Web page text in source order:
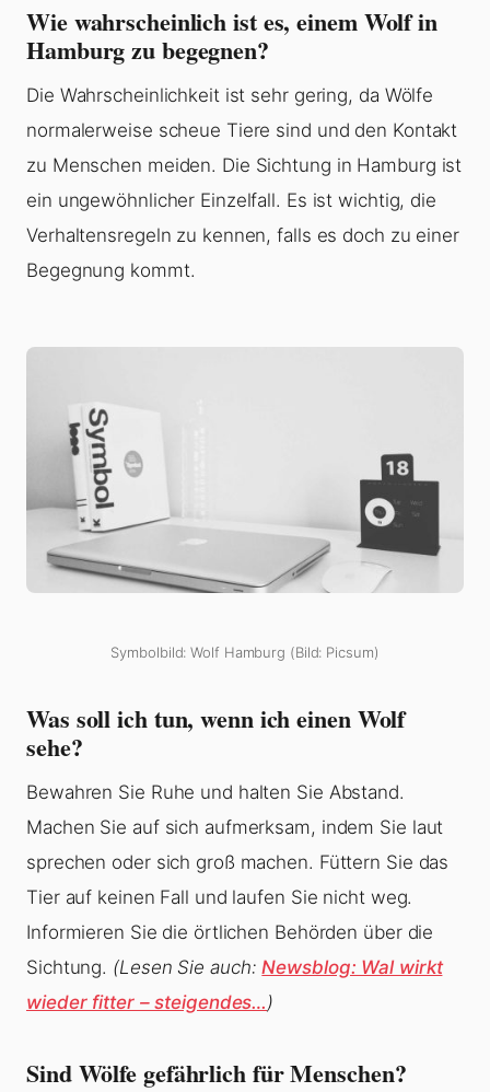
Wie wahrscheinlich ist es, einem Wolf in
Hamburg zu begegnen?
Die Wahrscheinlichkeit ist sehr gering, da Wölfe
normalerweise scheue Tiere sind und den Kontakt
zu Menschen meiden. Die Sichtung in Hamburg ist
ein ungewöhnlicher Einzelfall. Es ist wichtig, die
Verhaltensregeln zu kennen, falls es doch zu einer
Begegnung kommt.
Symbolbild: Wolf Hamburg (Bild: Picsum)
Was soll ich tun, wenn ich einen Wolf
sehe?
Bewahren Sie Ruhe und halten Sie Abstand.
Machen Sie auf sich aufmerksam, indem Sie laut
sprechen oder sich groß machen. Füttern Sie das
Tier auf keinen Fall und laufen Sie nicht weg.
Informieren Sie die örtlichen Behörden über die
Sichtung. (Lesen Sie auch:Newsblog: Wal wirkt
wieder fitter – steigendes… )
Sind Wölfe gefährlich für Menschen?